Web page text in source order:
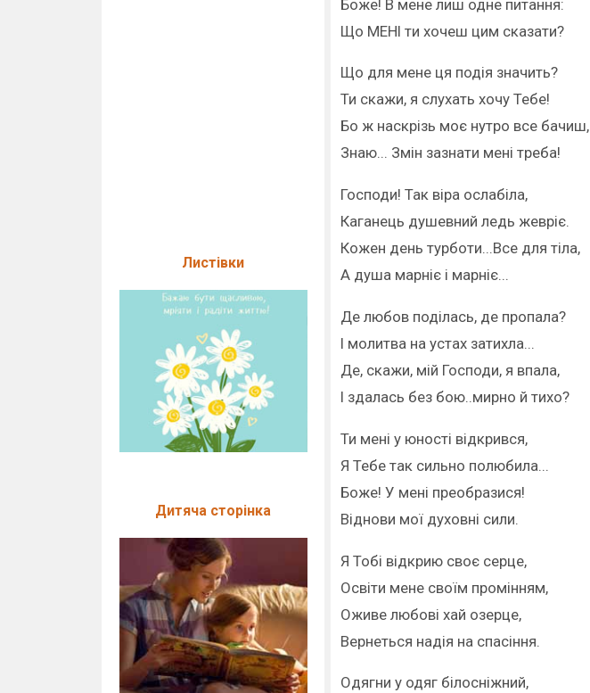
Листівки
Дитяча сторінка
Боже! В мене лиш одне питання:
Що МЕНІ ти хочеш цим сказати?
Що для мене ця подія значить?
Ти скажи, я слухать хочу Тебе!
Бо ж наскрізь моє нутро все бачиш,
Знаю... Змін зазнати мені треба!
Господи! Так віра ослабіла,
Каганець душевний ледь жевріє.
Кожен день турботи...Все для тіла,
А душа марніє і марніє...
Де любов поділась, де пропала?
І молитва на устах затихла...
Де, скажи, мій Господи, я впала,
І здалась без бою..мирно й тихо?
Ти мені у юності відкрився,
Я Тебе так сильно полюбила...
Боже! У мені преобразися!
Віднови мої духовні сили.
Я Тобі відкрию своє серце,
Освіти мене своїм промінням,
Оживе любові хай озерце,
Вернеться надія на спасіння.
Одягни у одяг білосніжний,